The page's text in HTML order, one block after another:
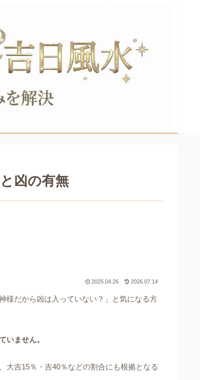
凶の有無
2025.04.26 2026.07.14
様だから凶は入っていない？」と気になる方
いません。
大吉15％・吉40％などの割合にも根拠となる